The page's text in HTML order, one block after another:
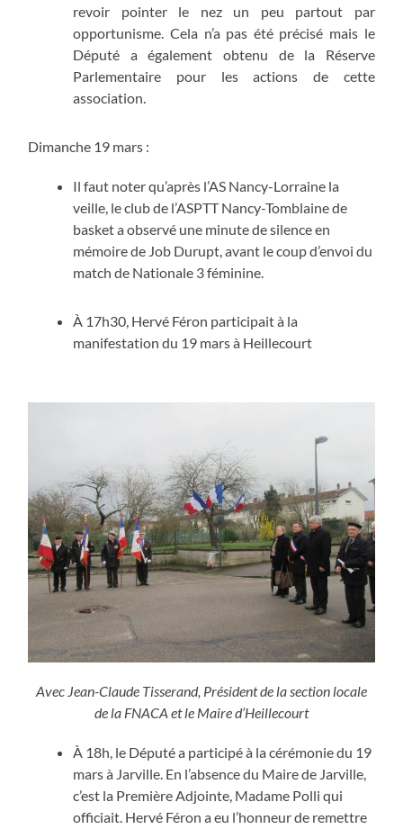
revoir pointer le nez un peu partout par
opportunisme. Cela n’a pas été précisé mais le
Député a également obtenu de la Réserve
Parlementaire pour les actions de cette
association.
Dimanche 19 mars :
Il faut noter qu’après l’AS Nancy-Lorraine la
veille, le club de l’ASPTT Nancy-Tomblaine de
basket a observé une minute de silence en
mémoire de Job Durupt, avant le coup d’envoi du
match de Nationale 3 féminine.
À 17h30, Hervé Féron participait à la
manifestation du 19 mars à Heillecourt
Avec Jean-Claude Tisserand, Président de la section locale
de la FNACA et le Maire d’Heillecourt
À 18h, le Député a participé à la cérémonie du 19
mars à Jarville. En l’absence du Maire de Jarville,
c’est la Première Adjointe, Madame Polli qui
officiait. Hervé Féron a eu l’honneur de remettre